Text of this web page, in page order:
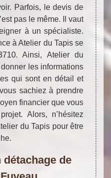
Parfois, le devis de
pas le même. Il vaut
à un spécialiste.
à Atelier du Tapis se
Ainsi, Atelier du
les informations
qui sont en détail et
sachiez à prendre
financier que vous
Alors, n’hésitez
du Tapis pour être
de